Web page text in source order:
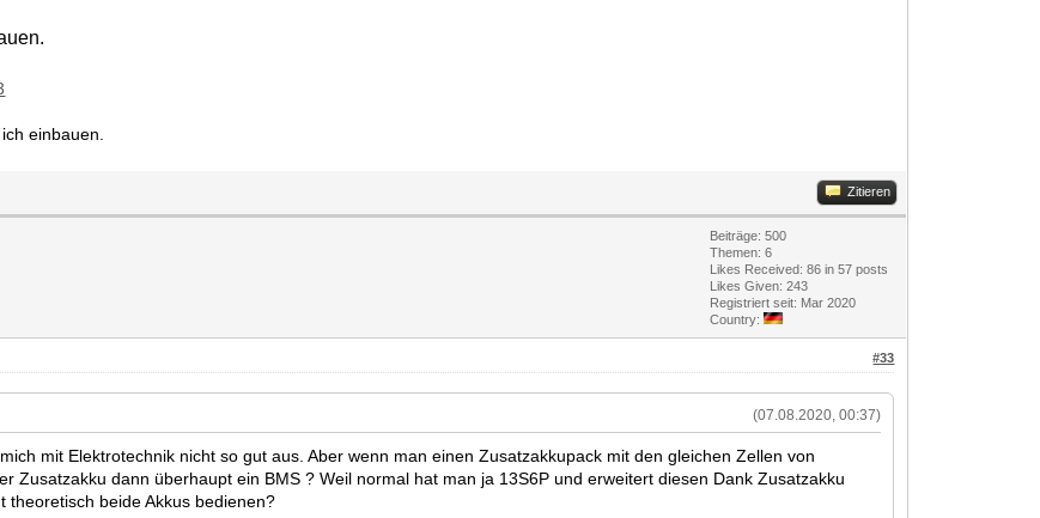
einbauen.
Zitieren
Beiträge: 500
Themen: 6
Likes Received:86 in 57 posts
Likes Given: 243
Registriert seit: Mar 2020
Country:
#33
(07.08.2020, 00:37)
mit Elektrotechnik nicht so gut aus. Aber wenn man einen Zusatzakkupack mit den gleichen Zellen von
Zusatzakku dann überhaupt ein BMS ? Weil normal hat man ja 13S6P und erweitert diesen Dank Zusatzakku
theoretisch beide Akkus bedienen?